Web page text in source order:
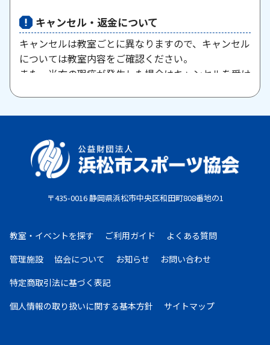
キャンセル・返金について
キャンセルは教室ごとに異なりますので、キャンセル
については教室内容をご確認ください。
また、当方の瑕疵が発生した場合はキャンセルを受け
原則として、一旦納入された参加料・受講料は返金い
としていたしません。教室期間中にケガ・病気等によ
り、医師から運動制限が出された場合は、担当者まで
ご相談ください。
・コンビニ払い：お申し込み後、7日以内にお申し込
いください。
・クレジットカード：お申し込み後、30日以内に課
金となります。
・現金払い：教室指定の場所(施設窓口、教室受付等)
〒435-0016 静岡県浜松市中央区和田町808番地の1
教室・イベントを探す ご利用ガイド
よくある質問
管理施設
協会について お知らせ
お問い合わせ
特定商取引法に基づく表記
個人情報の取り扱いに関する基本方針 サイトマップ